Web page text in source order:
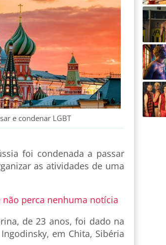
e condenar LGBT
foi condenada a passar
as atividades de uma
não perca nenhuma notícia
de 23 anos, foi dado na
em Chita, Sibéria